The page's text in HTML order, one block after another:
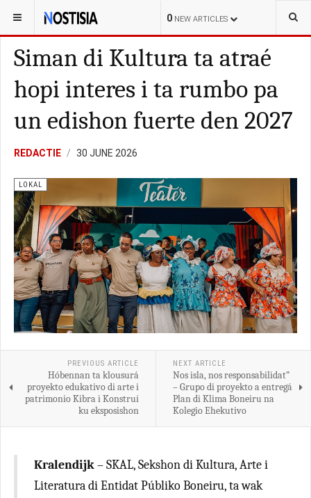
0 NEW ARTICLES
YOU ARE HERE: BONAIRE LOKAL
Siman di Kultura ta atraé
hopi interes i ta rumbo pa
un edishon fuerte den 2027
REDACTIE 30 JUNE 2026
LOKAL
PREVIOUS ARTICLE
Hóbennan ta klousurá
proyekto edukativo di arte i
patrimonio Kibra i Konstruí
ku eksposishon
NEXT ARTICLE
Nos isla, nos responsabilidat”
– Grupo di proyekto a entregá
Plan di Klima Boneiru na
Kolegio Ehekutivo
Kralendijk– SKAL, Sekshon di Kultura, Arte i
Literatura di Entidat Públiko Boneiru, ta wak